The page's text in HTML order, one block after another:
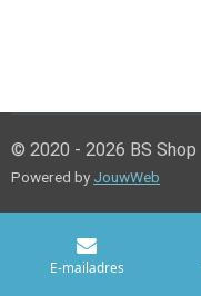
© 2020 - 2026 BS Shop
Powered by JouwWeb
E-mailadres